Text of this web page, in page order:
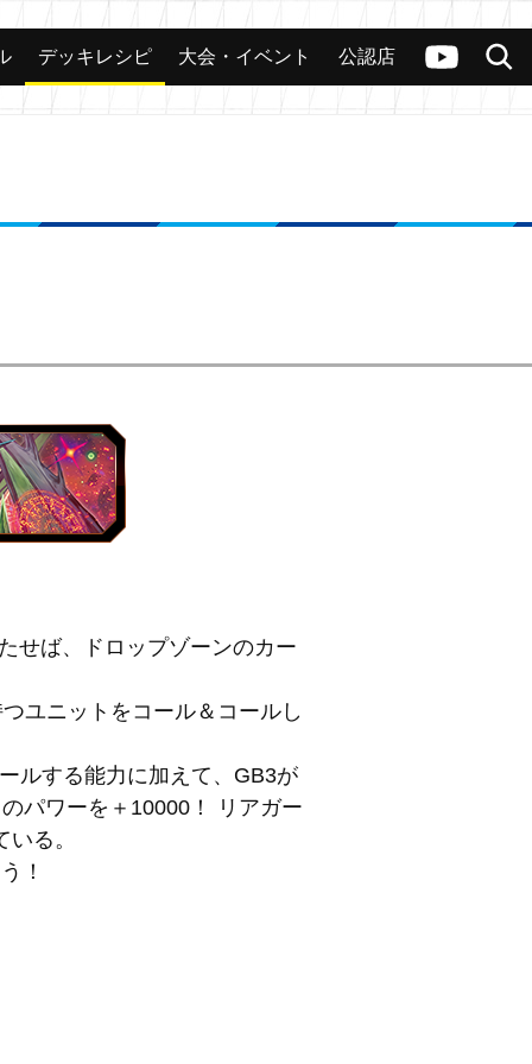
ヴァンガードch
検索
カード 大会 公認店舗 その他
デッキレシピ 大会・イベント 公認店
せば、ドロップゾーンのカー
ユニットをコール＆コールし
ルする能力に加えて、GB3が
パワーを＋10000！ リアガー
る。
！